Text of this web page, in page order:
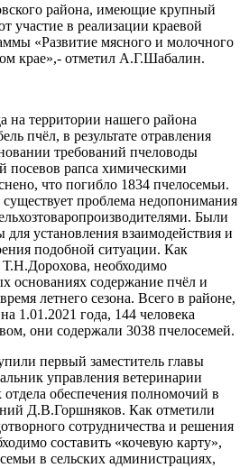
района, имеющие крупный
участие в реализации краевой
«Развитие мясного и молочного
крае»,- отметил А.Г.Шабалин.
на территории нашего района
пчёл, в результате отравления
требований пчеловоды
посевов рапса химическими
что погибло 1834 пчелосемьи.
проблема недопонимания
Были
установления взаимодействия и
подобной ситуации. Как
Т.Н.Дорохова, необходимо
основаниях содержание пчёл и
летнего сезона. Всего в районе,
1.01.2021 года, 144 человека
они содержали 3038 пчелосемей.
первый заместитель главы
управления ветеринарии
обеспечения полномочий в
Д.В.Горшняков. Как отметили
сотрудничества и решения
составить «кочевую карту»,
в сельских администрациях,